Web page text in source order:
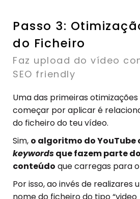
Passo 3:
do Ficheiro
Faz upload do vídeo
SEO friendly
Uma das primeiras
começar por aplicar é
do ficheiro do teu vídeo.
Sim, o algoritmo do YouTube
keywordsque fazem parte do
conteúdo que carregas para
Por isso, ao invés de realizares